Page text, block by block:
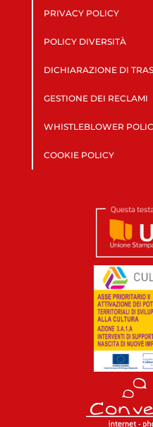
PRIVACY POLICY
POLICY DIVERSITÀ
DICHIARAZIONE DI
GESTIONE DEI RECLAMI
WHISTLEBLOWER
COOKIE POLICY